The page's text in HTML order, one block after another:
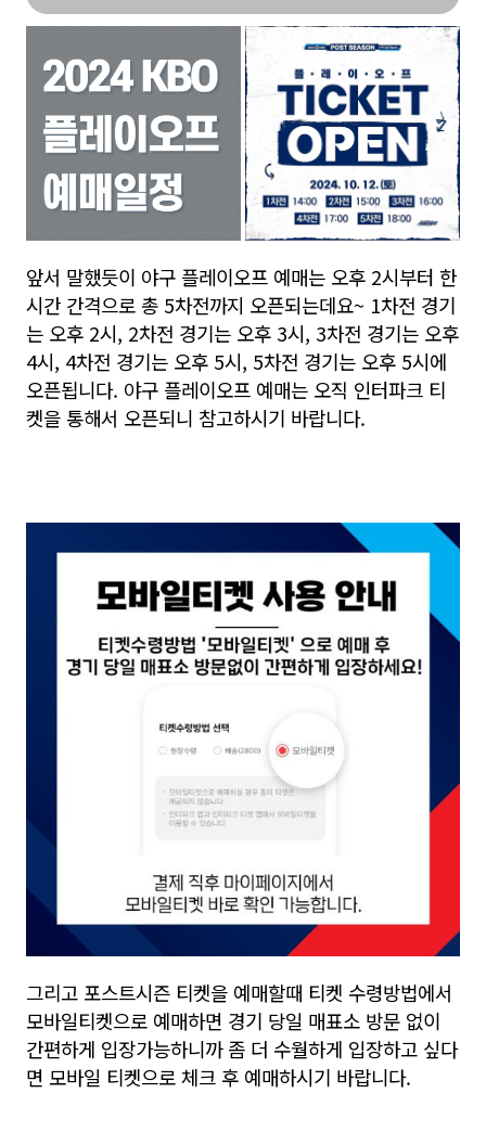
앞서 말했듯이 야구 플레이오프 예매는 오후 2시부터 한
시간 간격으로 총 5차전까지 오픈되는데요~ 1차전 경기
는 오후 2시, 2차전 경기는 오후 3시, 3차전 경기는 오후
4시, 4차전 경기는 오후 5시, 5차전 경기는 오후 5시에
오픈됩니다. 야구 플레이오프 예매는 오직 인터파크 티
켓을 통해서 오픈되니 참고하시기 바랍니다.
그리고 포스트시즌 티켓을 예매할때 티켓 수령방법에서
모바일티켓으로 예매하면 경기 당일 매표소 방문 없이
간편하게 입장가능하니까 좀 더 수월하게 입장하고 싶다
면 모바일 티켓으로 체크 후 예매하시기 바랍니다.